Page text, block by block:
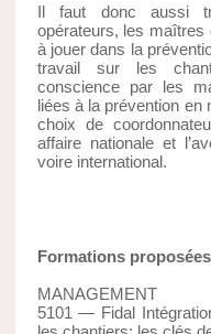
Il faut donc aussi
opérateurs, les maîtres
à jouer dans la
travail sur les
conscience par les
liées à la prévention en
choix de
affaire nationale et
voire international.
Formations proposées
MANAGEMENT
5101 — Fidal